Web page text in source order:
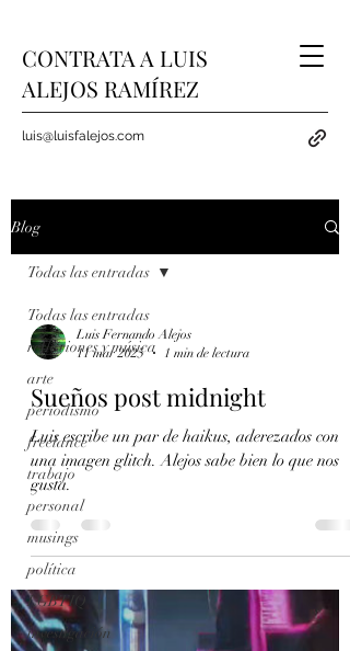
CONTRATA A LUIS
ALEJOS RAMÍREZ
luis@luisfalejos.com
Blog
Todas las entradas
reflexiones y música
arte
periodismo
freelance
trabajo
personal
musings
política
LGBTIQ
investigación
Todas las entradas
Luis Fernando Alejos
11 mar 2025
1 min de lectura
Sueños post midnight
Luis escribe un par de haikus, aderezados con
una imagen glitch. Alejos sabe bien lo que nos
gusta.